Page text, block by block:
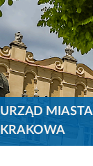
URZĄD MIASTA
KRAKOWA